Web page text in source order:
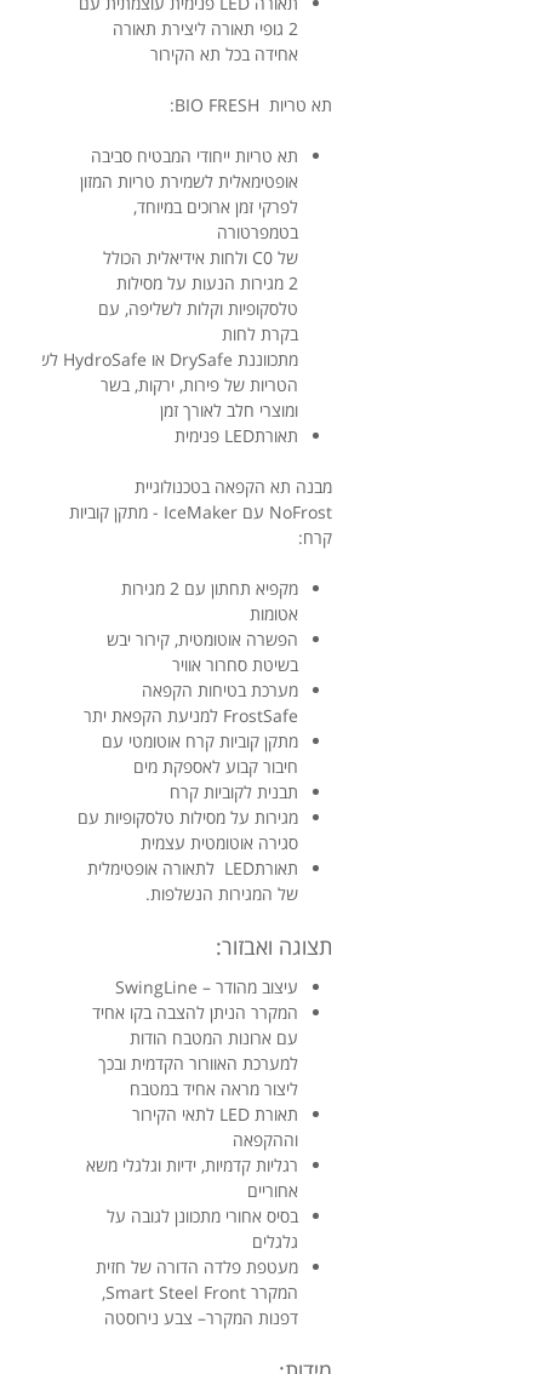
2 גופי תאורה ליצירת תאורה
אחידה בכל תא הקירור
תא טריות BIO FRESH:
תא טריות ייחודי המבטיח סביבה
אופטימאלית לשמירת טריות המזון
לפרקי זמן ארוכים במיוחד,
בטמפרטורה
של C0
ולחות אידיאלית הכולל
2 מגירות הנעות על מסילות
טלסקופיות וקלות לשליפה, עם
בקרת לחות
מתכווננת DrySafe או HydroSafe לשמירת
הטריות של פירות, ירקות, בשר
ומוצרי חלב לאורך זמן
תאורתLED פנימית
מבנה תא הקפאה בטכנולוגיית
NoFrost עם IceMaker - מתקן קוביות
קרח:
מקפיא תחתון עם 2 מגירות
אטומות
הפשרה אוטומטית, קירור יבש
בשיטת סחרור אוויר
מערכת בטיחות הקפאה
FrostSafe למניעת הקפאת יתר
מתקן קוביות קרח אוטומטי עם
חיבור קבוע לאספקת מים
תבנית לקוביות קרח
מגירות על מסילות טלסקופיות עם
סגירה אוטומטית עצמית
תאורתLED לתאורה אופטימלית
של המגירות הנשלפות.
תצוגה ואבזור:
עיצוב מהודר ­– SwingLine
המקרר הניתן להצבה בקו אחיד
עם ארונות המטבח הודות
למערכת האוורור הקדמית ובכך
ליצור מראה אחיד במטבח
תאורת LED לתאי הקירור
וההקפאה
רגליות קדמיות, ידיות וגלגלי משא
אחוריים
בסיס אחורי מתכוונן לגובה על
גלגלים
מעטפת פלדה הדורה של חזית
המקרר Smart Steel Front,
דפנות המקרר– צבע נירוסטה